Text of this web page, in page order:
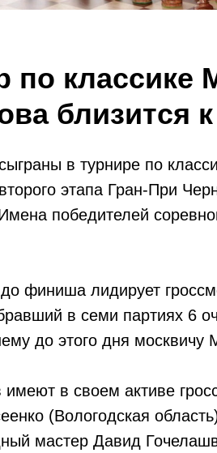
по
близится
в турнире по
этапа Гран-При
победителей
финиша лидирует
в семи партиях 6
до этого дня москвичу
имеют в своем активе
(Вологодская
мастер Давид